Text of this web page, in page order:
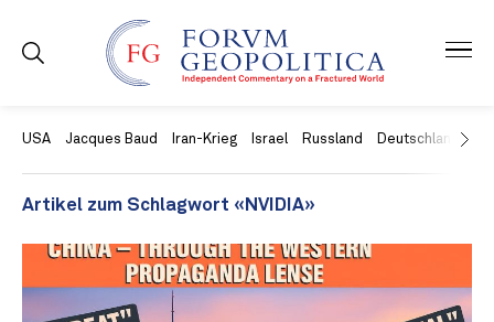
USA Jacques Baud Iran-Krieg Israel Russland Deutschland
Artikel zum Schlagwort «NVIDIA»